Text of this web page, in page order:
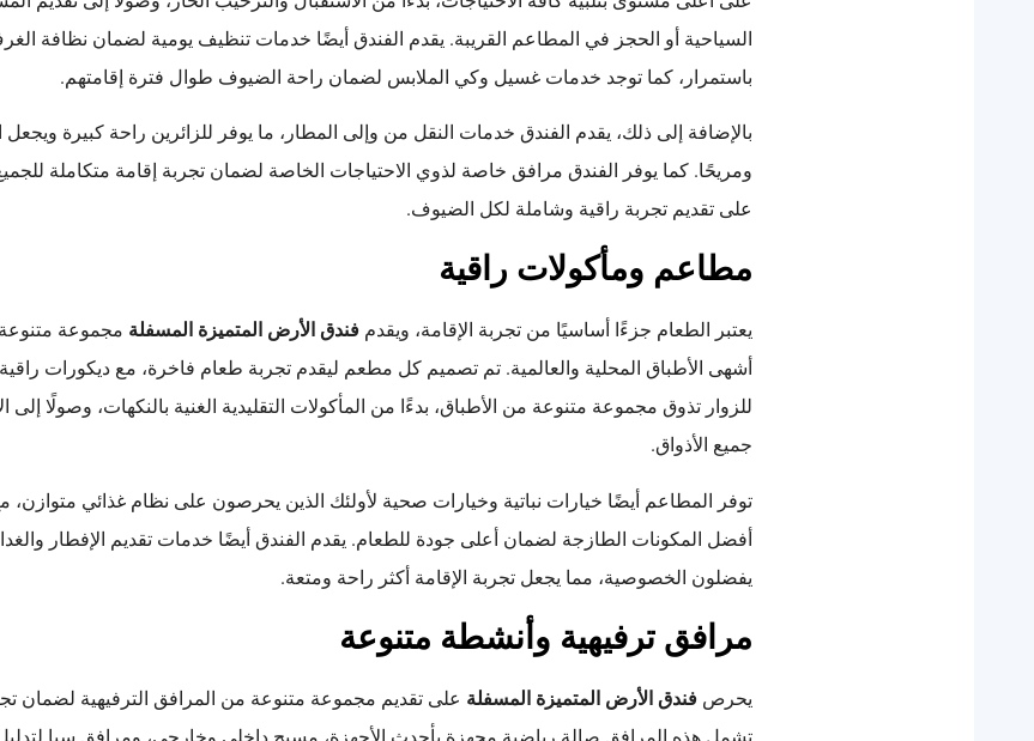
السياحية أو الحجز في المطاعم القريبة. يقدم الفندق أيضًا خدمات تنظيف يومية لضمان نظافة
باستمرار، كما توجد خدمات غسيل وكي الملابس لضمان راحة الضيوف طوال فترة إقامتهم.
بالإضافة إلى ذلك، يقدم الفندق خدمات النقل من وإلى المطار، ما يوفر للزائرين راحة كبيرة
ومريحًا. كما يوفر الفندق مرافق خاصة لذوي الاحتياجات الخاصة لضمان تجربة إقامة متكاملة
على تقديم تجربة راقية وشاملة لكل الضيوف.
مطاعم ومأكولات راقية
يعتبر الطعام جزءًا أساسيًا من تجربة الإقامة، ويقدم فندق الأرض المتميزة المسفلة مجموعة
أشهى الأطباق المحلية والعالمية. تم تصميم كل مطعم ليقدم تجربة طعام فاخرة، مع ديكورات
للزوار تذوق مجموعة متنوعة من الأطباق، بدءًا من المأكولات التقليدية الغنية بالنكهات، وصولًا إلى
جميع الأذواق.
توفر المطاعم أيضًا خيارات نباتية وخيارات صحية لأولئك الذين يحرصون على نظام غذائي
أفضل المكونات الطازجة لضمان أعلى جودة للطعام. يقدم الفندق أيضًا خدمات تقديم الإفطار
يفضلون الخصوصية، مما يجعل تجربة الإقامة أكثر راحة ومتعة.
مرافق ترفيهية وأنشطة متنوعة
يحرص فندق الأرض المتميزة المسفلة على تقديم مجموعة متنوعة من المرافق الترفيهية لضمان